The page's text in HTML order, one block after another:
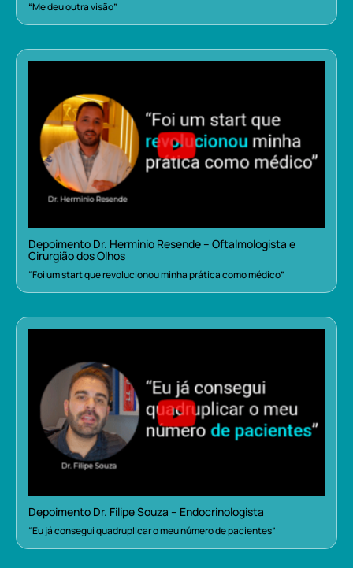
“Me deu outra visão”
Depoimento Dr. Herminio Resende – Oftalmologista e
Cirurgião dos Olhos
“Foi um start que revolucionou minha prática como médico”
Depoimento Dr. Filipe Souza – Endocrinologista
“Eu já consegui quadruplicar o meu número de pacientes”